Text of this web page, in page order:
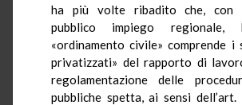
ha più volte ribadito che, con
pubblico impiego regionale,
«ordinamento civile» comprende i
privatizzati» del rapporto di
regolamentazione delle
pubbliche spetta, ai sensi